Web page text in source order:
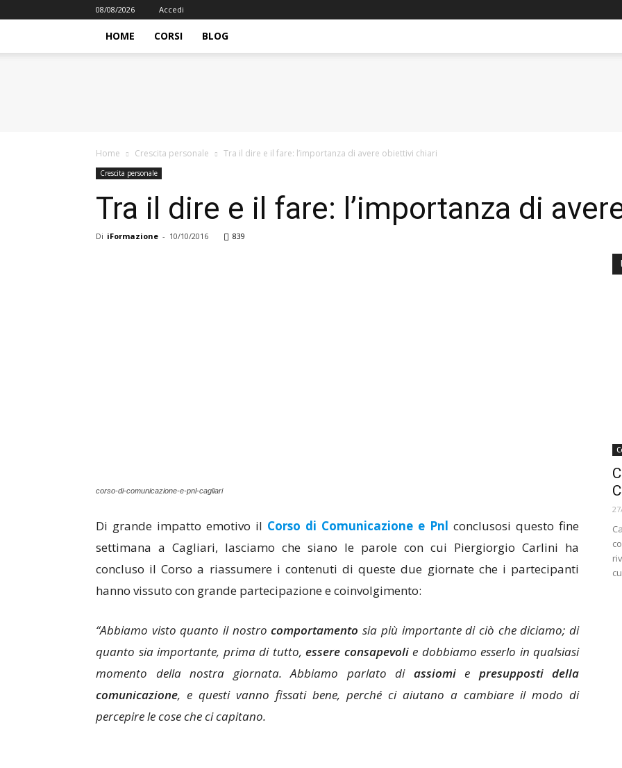
08/08/2026 Accedi
HOME CORSI BLOG
Home Crescita personale Tra il dire e il fare: l’importanza di avere obiettivi chiari
Crescita personale
Tra il dire e il fare: l’importanza di
Di iFormazione - 10/10/2016 839
corso-di-comunicazione-e-pnl-cagliari
Di grande impatto emotivo il Corso di Comunicazione e Pnl conclusosi questo fine
settimana a Cagliari, lasciamo che siano le parole con cui Piergiorgio Carlini ha
concluso il Corso a riassumere i contenuti di queste due giornate che i partecipanti
hanno vissuto con grande partecipazione e coinvolgimento:
“Abbiamo visto quanto il nostrocomportamento sia più importante di ciò che diciamo; di
quanto sia importante, prima di tutto, essere consapevolie dobbiamo esserlo in qualsiasi
momento della nostra giornata. Abbiamo parlato di assiomie presupposti della
comunicazione, e questi vanno fissati bene, perché ci aiutano a cambiare il modo di
percepire le cose che ci capitano.